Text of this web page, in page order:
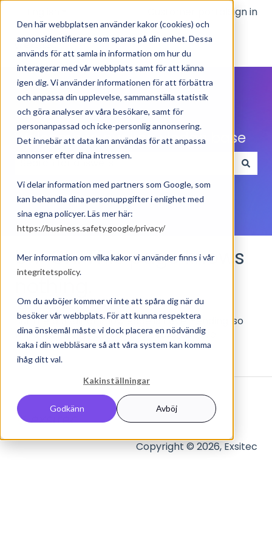
Den här webbplatsen använder kakor (cookies) och
annonsidentifierare som sparas på din enhet. Dessa
används för att samla in information om hur du
interagerar med vår webbplats samt för att känna
igen dig. Vi använder informationen för att förbättra
och anpassa din upplevelse, sammanställa statistik
och göra analyser av våra besökare, samt för
personanpassad och icke-personlig annonsering.
Det innebär att data kan användas för att anpassa
annonser efter dina intressen.
Vi delar information med partners som Google, som
kan behandla dina personuppgifter i enlighet med
sina egna policyer. Läs mer här:
https://business.safety.google/privacy/
Mer information om vilka kakor vi använder finns i vår
integritetspolicy.
Om du avböjer kommer vi inte att spåra dig när du
besöker vår webbplats. För att kunna respektera
dina önskemål måste vi dock placera en nödvändig
kaka i din webbläsare så att våra system kan komma
ihåg ditt val.
Kakinställningar
Godkänn Avböj
Sign in
Welcome to our knowledge base
There are no suggestions because the search
Uh-Oh. This page knows
But the pursuit of knowledge is never-ending, so
while we investigate, try the search above.
Copyright © 2026, Exsitec